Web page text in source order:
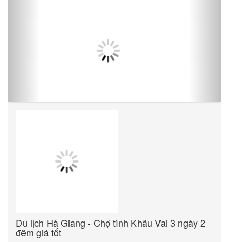
Du lịch Hà Giang - Chợ tình Khâu Vai 3 ngày 2
đêm giá tốt